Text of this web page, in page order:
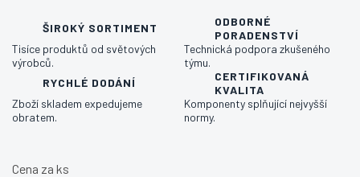
ŠIROKÝ SORTIMENT
Tisíce produktů od světových
výrobců.
ODBORNÉ
PORADENSTVÍ
Technická podpora zkušeného
týmu.
RYCHLÉ DODÁNÍ
Zboží skladem expedujeme
obratem.
CERTIFIKOVANÁ
KVALITA
Komponenty splňující nejvyšší
normy.
Cena za ks